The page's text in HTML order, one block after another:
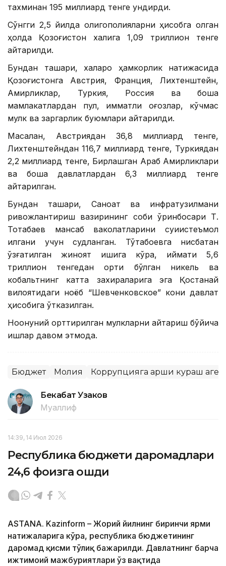
тахминан 195 миллиард тенге ундирди.
Сўнгги 2,5 йилда олигополияларни ҳисобга олган
ҳолда Қозоғистон халқига 1,09 триллион тенге
қайтарилди.
Бундан ташқари, халқаро ҳамкорлик натижасида
Қозоғистонга Австрия, Франция, Лихтенштейн,
Амирликлар, Туркия, Россия ва бошқа
мамлакатлардан пул, қимматли қоғозлар, кўчмас
мулк ва заргарлик буюмлари қайтарилди.
Масалан, Австриядан 36,8 миллиард тенге,
Лихтенштейндан 116,7 миллиард тенге, Туркиядан
2,2 миллиард тенге, Бирлашган Араб Амирликлари
ва бошқа давлатлардан 6,3 миллиард тенге
қайтарилган.
Бундан ташқари, Саноат ва инфратузилмани
ривожлантириш вазирининг собиқ ўринбосари Т.
Тоқтабаев мансаб ваколатларини суиистеъмол
қилгани учун судланган. Тўқтабоевга нисбатан
қўзғатилган жиноят ишига кўра, қиймати 5,6
триллион тенгедан ортиқ бўлган никель ва
кобальтнинг катта захираларига эга Қостанай
вилоятидаги ноёб “Шевченковское” кони давлат
ҳисобига ўтказилган.
Ноқонуний орттирилган мулкларни қайтариш бўйича
ишлар давом этмоқда.
Бюджет Молия Коррупцияга қарши кураш
Бекабат Узаков
Муаллиф
14:39, 14 Июл 2026
Республика бюджети даромадлари
24,6 фоизга ошди
ASTANA. Kazinform – Жорий йилнинг биринчи ярми
натижаларига кўра, республика бюджетининг
даромад қисми тўлиқ бажарилди. Давлатнинг барча
ижтимоий мажбуриятлари ўз вақтида